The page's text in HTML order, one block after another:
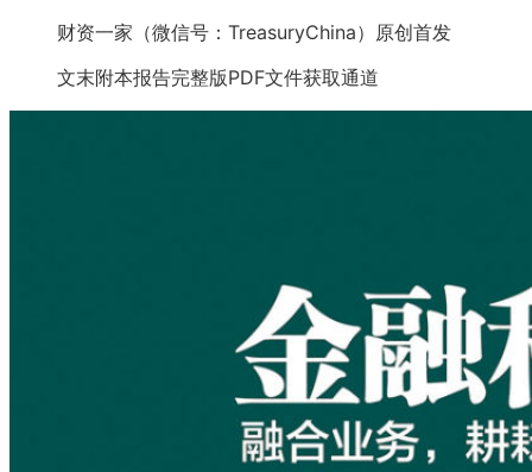
财资一家（微信号：TreasuryChina）原创首发
文末附本报告完整版PDF文件获取通道